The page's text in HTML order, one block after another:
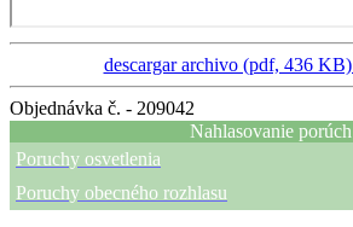
descargar archivo (pdf, 436 KB)
Objednávka č. - 209042
Nahlasovanie porúch
Poruchy osvetlenia
Poruchy obecného rozhlasu